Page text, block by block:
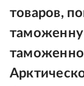
товаров,